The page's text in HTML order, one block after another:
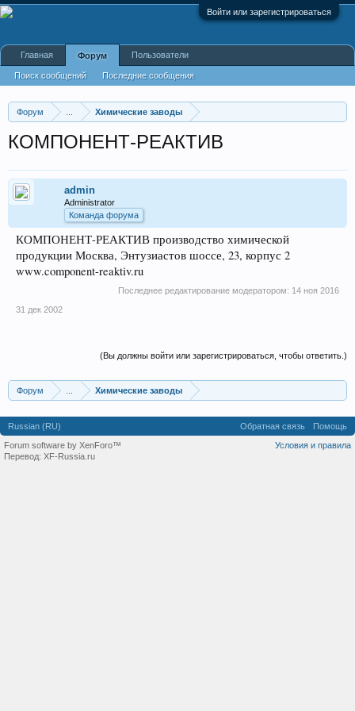
Войти или зарегистрироваться
Форум Химические заводы
КОМПОНЕНТ-РЕАКТИВ
admin
Administrator
Команда форума
КОМПОНЕНТ-РЕАКТИВ производство химической
продукции Москва, Энтузиастов шоссе, 23, корпус 2
www.component-reaktiv.ru
Последнее редактирование модератором: 14 ноя 2016
31 дек 2002
(Вы должны войти или зарегистрироваться, чтобы ответить.)
Форум Химические заводы
Главная Форум
Поиск сообщений Последние сообщения
Пользователи
Russian (RU) Обратная связь
Помощь
Условия и правила
Forum software by XenForo™
Перевод: XF-Russia.ru